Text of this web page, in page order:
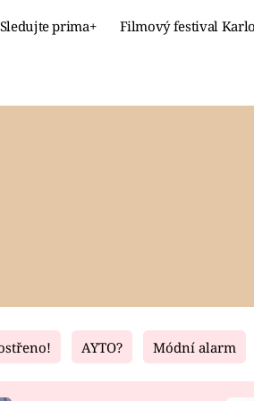
Sledujte prima+ Filmový festival
Living
AYTO? Módní alarm